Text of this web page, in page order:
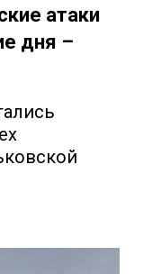
атаки
дня –